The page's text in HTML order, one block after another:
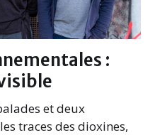
:
et deux
traces des dioxines,